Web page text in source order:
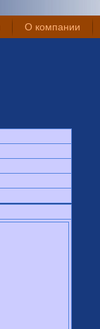
О компании